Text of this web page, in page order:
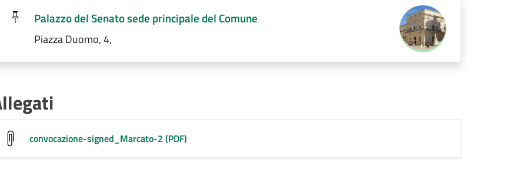
Palazzo del Senato sede principale del Comune
Piazza Duomo, 4,
convocazione-signed_Marcato-2 (PDF)